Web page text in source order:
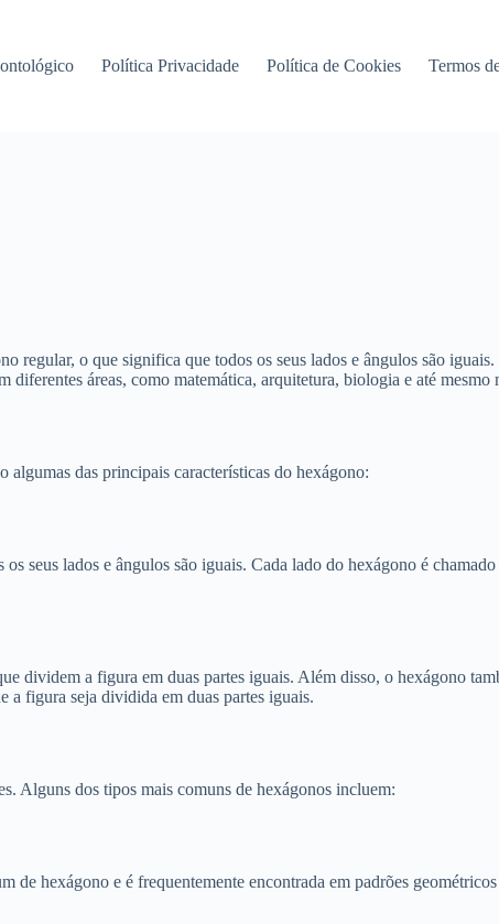
Política Privacidade Política de Cookies Termos
regular, o que significa que todos os seus lados e ângulos são
áreas, como matemática, arquitetura, biologia e até mesmo
das principais características do hexágono:
seus lados e ângulos são iguais. Cada lado do hexágono é
dividem a figura em duas partes iguais. Além disso, o hexágono
a figura seja dividida em duas partes iguais.
Alguns dos tipos mais comuns de hexágonos incluem:
hexágono e é frequentemente encontrada em padrões